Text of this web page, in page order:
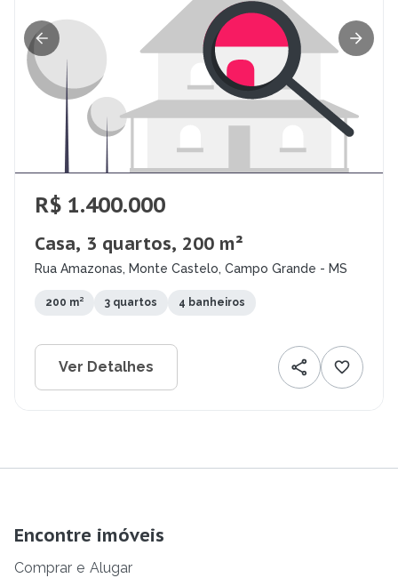
R$ 1.400.000
Casa, 3 quartos, 200 m²
Rua Amazonas, Monte Castelo, Campo Grande - MS
200 m² 3 quartos 4 banheiros
Ver Detalhes
Encontre imóveis
Comprar e Alugar